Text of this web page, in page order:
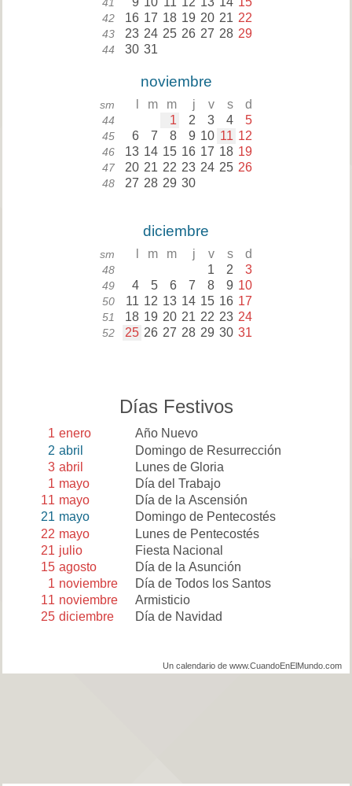
42 16 17 18 19 20 21 22
43 23 24 25 26 27 28 29
44 30 31
noviembre
sm m m j v s d
44 1 2 3 4 5
45 6 7 8 9 10 11 12
46 13 14 15 16 17 18 19
47 20 21 22 23 24 25 26
48 27 28 29 30
diciembre
sm m m j v s d
48 1 2 3
49 4 5 6 7 8 9 10
50 11 12 13 14 15 16 17
51 18 19 20 21 22 23 24
52 25 26 27 28 29 30 31
Días Festivos
1 enero
Año Nuevo
2 abril
Domingo de Resurrección
3 abril
Lunes de Gloria
1 mayo
Día del Trabajo
11 mayo
Día de la Ascensión
21 mayo
Domingo de Pentecostés
22 mayo
Lunes de Pentecostés
21 julio
Fiesta Nacional
15 agosto
Día de la Asunción
1 noviembre
Día de Todos los Santos
11 noviembre
Armisticio
25 diciembre Día de Navidad
Un calendario de www.CuandoEnElMundo.com